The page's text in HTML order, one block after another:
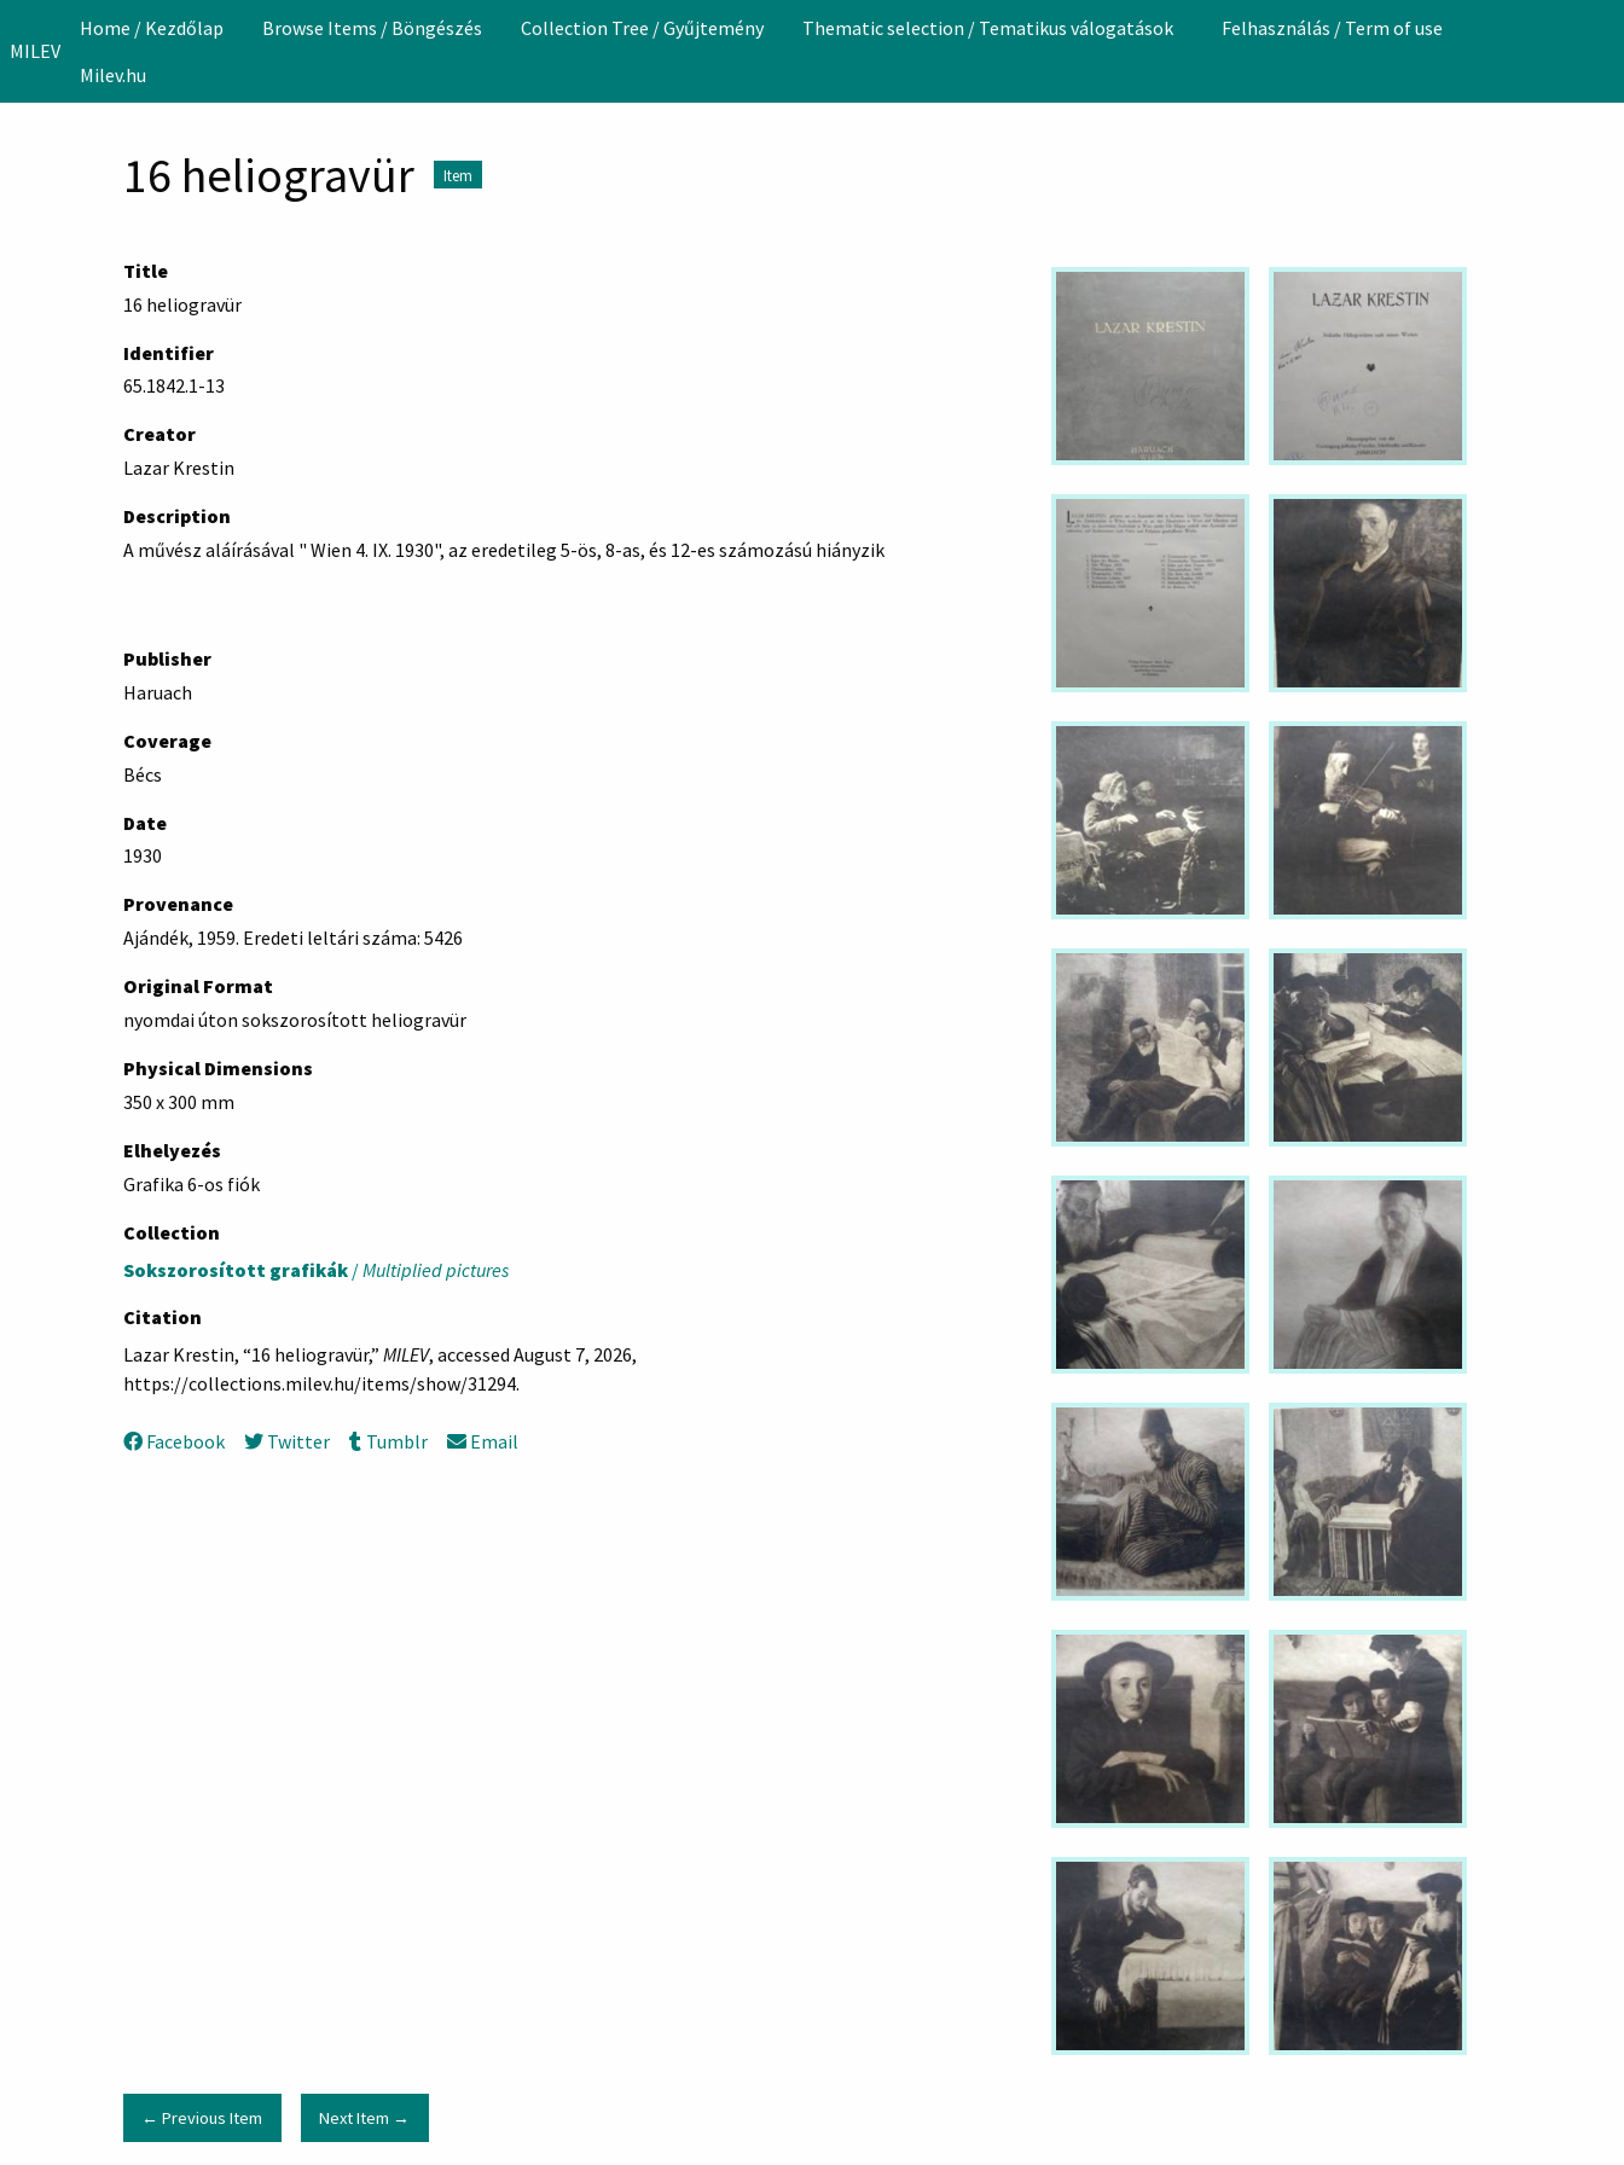
MILEV
Home / Kezdőlap Browse Items / Böngészés Collection Tree / Gyűjtemény Thematic selection / Tematikus válogatások
Felhasználás / Term of use
Milev.hu
16 heliogravür Item
Title
16 heliogravür
Identifier
65.1842.1-13
Creator
Lazar Krestin
Description
A művész aláírásával " Wien 4. IX. 1930", az eredetileg 5-ös, 8-as, és 12-es számozású hiányzik
Publisher
Haruach
Coverage
Bécs
Date
1930
Provenance
Ajándék, 1959. Eredeti leltári száma: 5426
Original Format
nyomdai úton sokszorosított heliogravür
Physical Dimensions
350 x 300 mm
Elhelyezés
Grafika 6-os fiók
Collection
Sokszorosított grafikák /Multiplied pictures
Citation
Lazar Krestin, “16 heliogravür,” MILEV, accessed August 7, 2026,
https://collections.milev.hu/items/show/31294.
Facebook Twitter Tumblr Email
← Previous Item Next Item →